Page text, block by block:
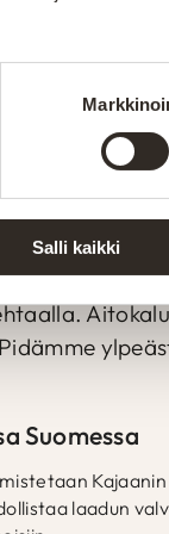
Salli kaikki
tuotannolla
ja
mukaan.
Suomessa
laadun